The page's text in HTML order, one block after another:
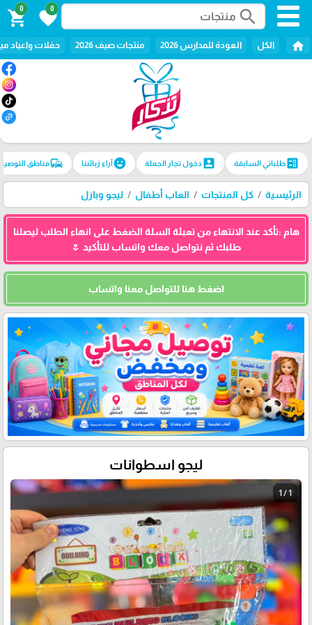
search
0
favorite
0
shopping_cart
home الكل العودة للمدارس 2026 منتجات صيف 2026 حفلات واعياد
ballotطلباتي السابقة account_boxدخول تجار الجملة emoji_emotionsآراء زبائننا commuteمناطق
الرئيسية كل المنتجات العاب أطفال ليجو وبازل
هام :تأكد عند الانتهاء من تعبئة السلة الضغط على انهاء الطلب ليصلنا
طلبك ثم نتواصل معك واتساب للتأكيد 🌷
اضغط هنا للتواصل معنا واتساب
ليجو اسطوانات
1 / 1